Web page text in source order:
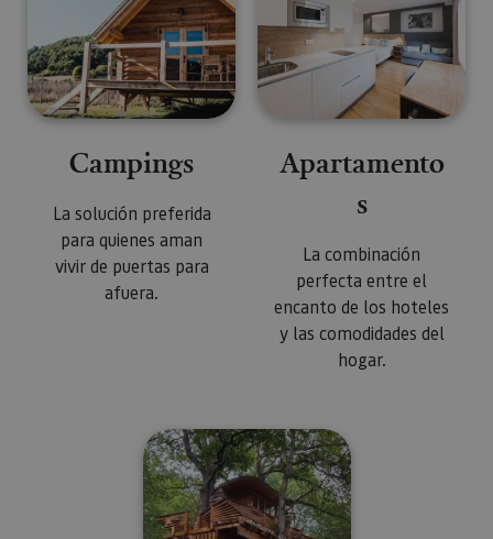
Campings
La solución preferida
para quienes aman
vivir de puertas para
afuera.
Apartamento
s
La combinación
perfecta entre el
encanto de los hoteles
y las comodidades del
hogar.